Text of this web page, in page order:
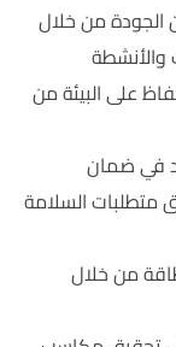
الجودة من خلال
والأنشطة
على البيئة من
في ضمان
متطلبات السلامة
من خلال